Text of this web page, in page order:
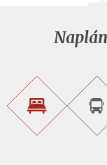
Najít
ubytování